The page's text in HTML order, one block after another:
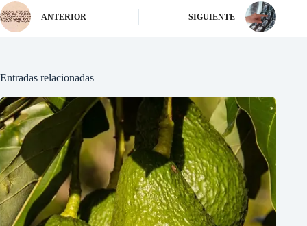
ANTERIOR SIGUIENTE
Entradas relacionadas